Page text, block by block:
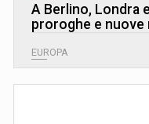
A Berlino, Londra
proroghe e
EUROPA